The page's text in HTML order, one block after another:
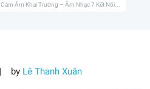
Cảm Âm Khai Trường – Âm Nhạc 7 Kết Nối...
by Lê Thanh Xuân